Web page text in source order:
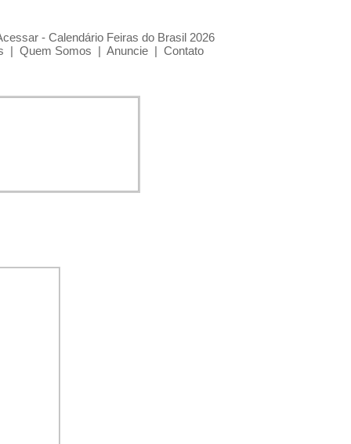
- Calendário Feiras do Brasil 2026
| Quem Somos | Anuncie | Contato